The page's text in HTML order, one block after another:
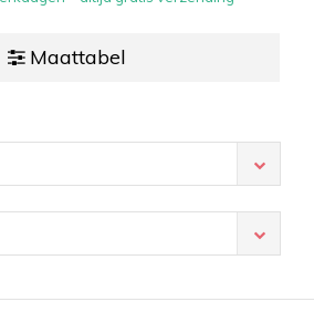
Maattabel